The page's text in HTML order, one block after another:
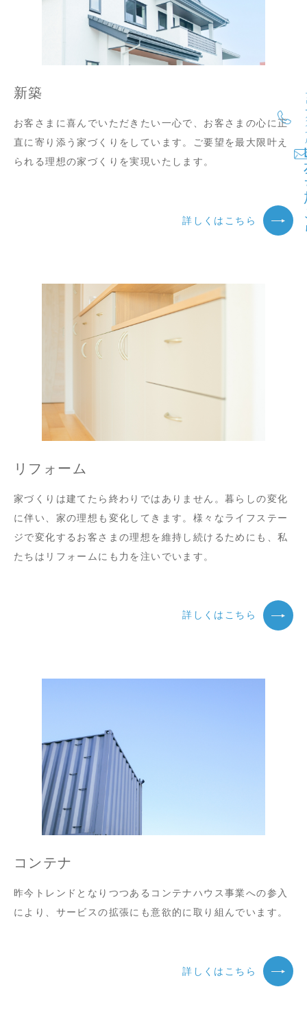
新築
お客さまに喜んでいただきたい一心で、お客さまの心に正
直に寄り添う家づくりをしています。ご要望を最大限叶え
られる理想の家づくりを実現いたします。
詳しくはこちら
リフォーム
家づくりは建てたら終わりではありません。暮らしの変化
に伴い、家の理想も変化してきます。様々なライフステー
ジで変化するお客さまの理想を維持し続けるためにも、私
たちはリフォームにも力を注いでいます。
詳しくはこちら
コンテナ
昨今トレンドとなりつつあるコンテナハウス事業への参入
により、サービスの拡張にも意欲的に取り組んでいます。
詳しくはこちら